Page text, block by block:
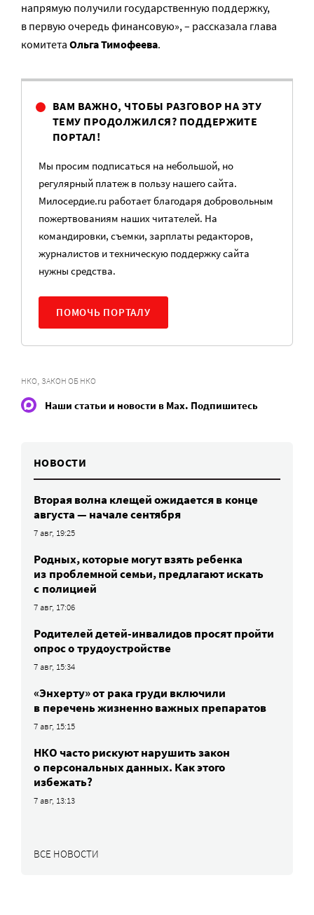
напрямую получили государственную поддержку,
в первую очередь финансовую», – рассказала глава
комитета Ольга Тимофеева.
ВАМ ВАЖНО, ЧТОБЫ РАЗГОВОР НА ЭТУ
ТЕМУ ПРОДОЛЖИЛСЯ? ПОДДЕРЖИТЕ
ПОРТАЛ!
Мы просим подписаться на небольшой, но
регулярный платеж в пользу нашего сайта.
Милосердие.ru работает благодаря добровольным
пожертвованиям наших читателей. На
командировки, съемки, зарплаты редакторов,
журналистов и техническую поддержку сайта
нужны средства.
ПОМОЧЬ ПОРТАЛУ
НКО, ЗАКОН ОБ НКО
Наши статьи и новости в Max. Подпишитесь
НОВОСТИ
Вторая волна клещей ожидается в конце
августа — начале сентября
7 авг, 19:25
Родных, которые могут взять ребенка
из проблемной семьи, предлагают искать
с полицией
7 авг, 17:06
Родителей детей-инвалидов просят пройти
опрос о трудоустройстве
7 авг, 15:34
«Энхерту» от рака груди включили
в перечень жизненно важных препаратов
7 авг, 15:15
НКО часто рискуют нарушить закон
о персональных данных. Как этого
избежать?
7 авг, 13:13
ВСЕ НОВОСТИ